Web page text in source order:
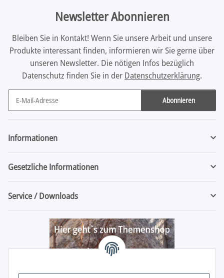
Newsletter Abonnieren
Bleiben Sie in Kontakt! Wenn Sie unsere Arbeit und unsere
Produkte interessant finden, informieren wir Sie gerne über
unseren Newsletter. Die nötigen Infos bezüglich
Datenschutz finden Sie in der Datenschutzerklärung.
Abonnieren
Newsletter Abonnieren
Informationen
Gesetzliche Informationen
Service / Downloads